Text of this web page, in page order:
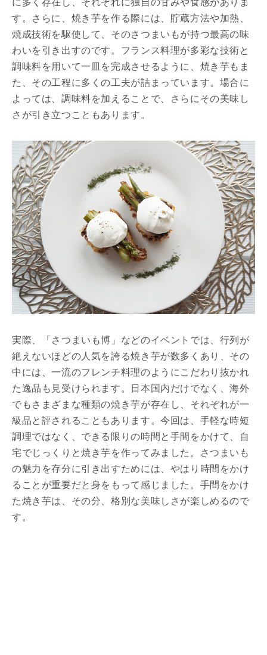
す。さらに、焼き芋を作る際には、貯蔵方法や加熱、
焼成技術を駆使して、そのさつまいもが持つ最高の味
わいを引き出すのです。フランス料理が多彩な技術と
調味料を用いて一皿を完成させるように、焼き芋もま
た、その工程に多くの工夫が詰まっています。場合に
よっては、調味料を加えることで、さらにその美味し
さが引き立つこともあります。
実際、「さつまいも博」などのイベントでは、行列が
絶えないほどの人気を誇る焼き芋が数多くあり、その
中には、一流のフレンチ料理のようにこだわり抜かれ
た逸品も見受けられます。日本国内だけでなく、海外
でもさまざまな種類の焼き芋が存在し、それぞれが一
級品と評されることもあります。今回は、手軽な時短
調理ではなく、できる限りの時間と手間をかけて、自
宅でじっくりと焼き芋を作ってみました。さつまいも
の魅力を存分に引き出すためには、やはり時間をかけ
ることが重要だと身をもって感じました。手間をかけ
た焼き芋は、その分、格別な美味しさが楽しめるので
す。